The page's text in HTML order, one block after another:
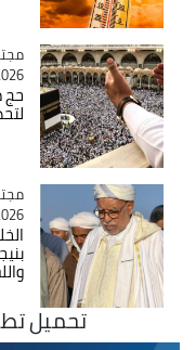
- 21:27
- 18:24
تحميل